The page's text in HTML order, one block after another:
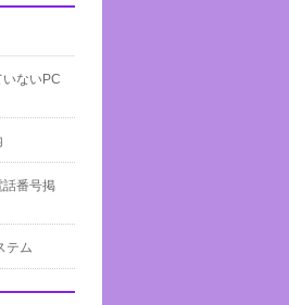
いないPC
話番号掲
テム